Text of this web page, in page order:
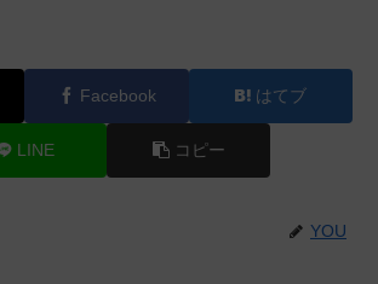
Facebook はてブ
LINE コピー
YOU